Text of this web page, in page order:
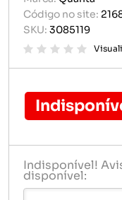
Carregador portátil
Cartão de memória
Pilhas e baterias
Pilhas e baterias
Relogio
Código no site:
SKU: 3085119
Indisponível!
disponível: